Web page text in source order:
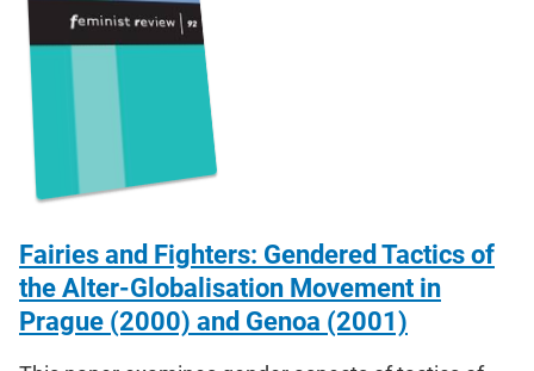
Fairies and Fighters: Gendered Tactics of
the Alter-Globalisation Movement in
Prague (2000) and Genoa (2001)